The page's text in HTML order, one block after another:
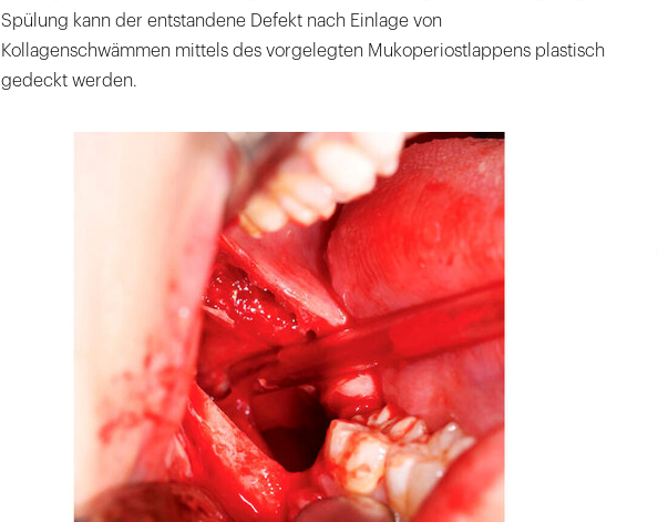
Spülung kann der entstandene Defekt nach Einlage von
Kollagenschwämmen mittels des vorgelegten Mukoperiostlappens plastisch
gedeckt werden.